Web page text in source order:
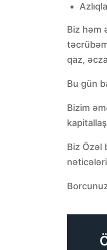
Biz həm
qaz,
Bu gün
Bizim
Biz Özəl